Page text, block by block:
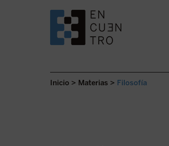
SALTAR AL CONTENIDO.
Inicio > Materias > Filosofía